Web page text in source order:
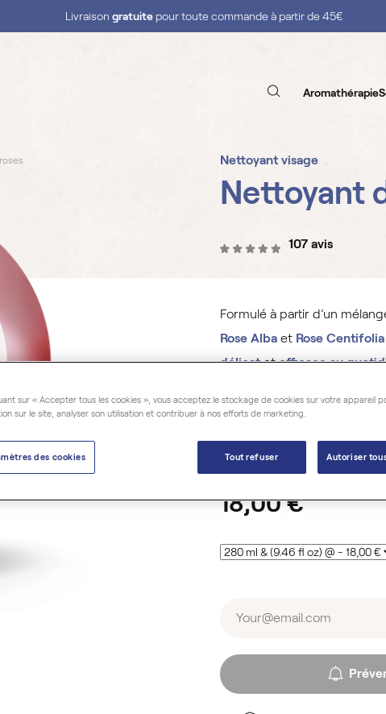
Livraison gratuitepour toute commande à partir de 45€
Aromathérapie
Nettoyant visage
Nettoyant
107 avis
Formulé à partir d’un
Rose Alba et Rose Centifolia
délicatetefficace au
impuretés sans dessécher
100 % d'origine naturelle
18,00 €
sur « Accepter tous les cookies », vous acceptez le stockage de cookies sur votre appareil
sur le site, analyser son utilisation et contribuer à nos efforts de marketing.
Tout refuser Autoriser
des cookies